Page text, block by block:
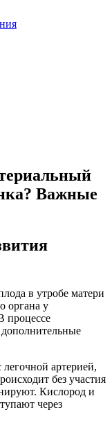
Важные
в утробе матери
органа у
процессе
артерией,
без участия
Кислород и
через